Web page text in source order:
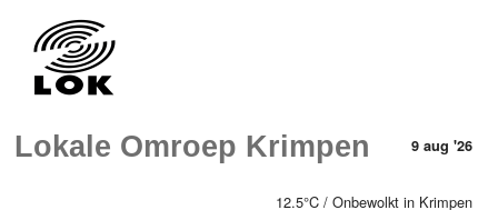
Lokale Omroep Krimpen 9 aug '26
12.5°C / Onbewolkt in Krimpen